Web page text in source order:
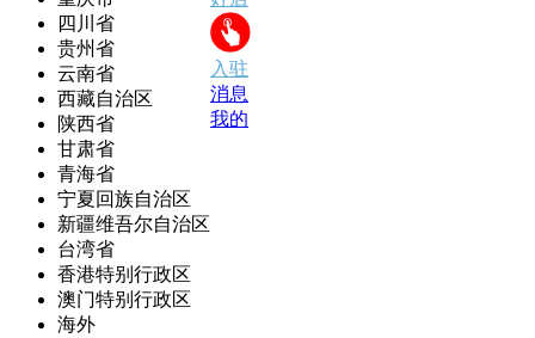
四川省
贵州省
云南省
西藏自治区
陕西省
甘肃省
青海省
宁夏回族自治区
新疆维吾尔自治区
台湾省
香港特别行政区
澳门特别行政区
海外
入驻
消息
我的